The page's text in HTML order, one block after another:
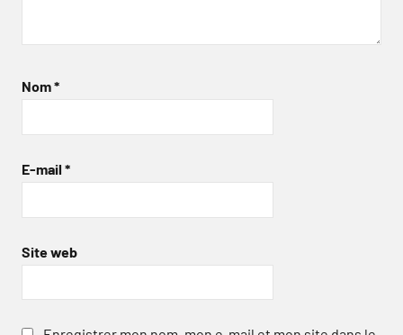
Nom*
E-mail *
Site web